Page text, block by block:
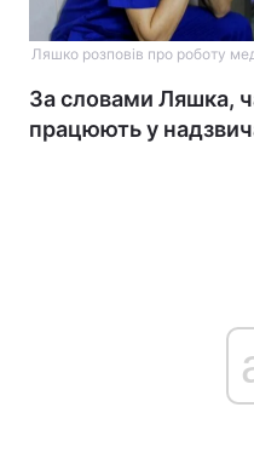
Ляшко розповів про роботу
За словами Ляшка,
працюють у